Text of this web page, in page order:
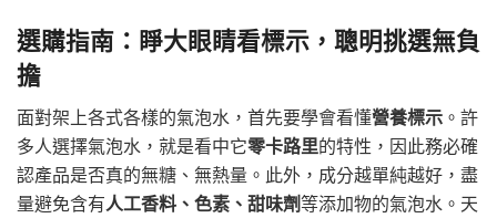
選購指南：睜大眼睛看標示，聰明挑選無負
擔
面對架上各式各樣的氣泡水，首先要學會看懂營養標示 。許
多人選擇氣泡水，就是看中它零卡路里的特性，因此務必確
認產品是否真的無糖、無熱量。此外，成分越單純越好，盡
量避免含有人工香料、色素、甜味劑等添加物的氣泡水。天